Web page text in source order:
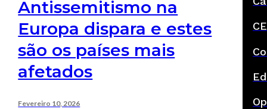
Antissemitismo na
Europa dispara e estes
são os países mais
afetados
Fevereiro 10, 2026